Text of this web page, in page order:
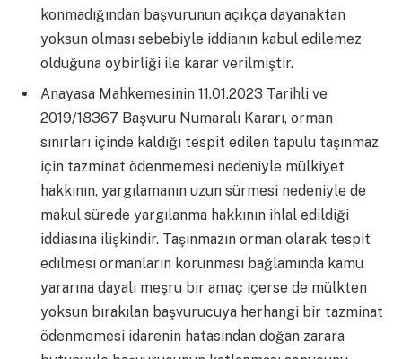
konmadığından başvurunun açıkça dayanaktan
yoksun olması sebebiyle iddianın kabul edilemez
olduğuna oybirliği ile karar verilmiştir.
Anayasa Mahkemesinin 11.01.2023 Tarihli ve
2019/18367 Başvuru Numaralı Kararı, orman
sınırları içinde kaldığı tespit edilen tapulu taşınmaz
için tazminat ödenmemesi nedeniyle mülkiyet
hakkının, yargılamanın uzun sürmesi nedeniyle de
makul sürede yargılanma hakkının ihlal edildiği
iddiasına ilişkindir. Taşınmazın orman olarak tespit
edilmesi ormanların korunması bağlamında kamu
yararına dayalı meşru bir amaç içerse de mülkten
yoksun bırakılan başvurucuya herhangi bir tazminat
ödenmemesi idarenin hatasından doğan zarara